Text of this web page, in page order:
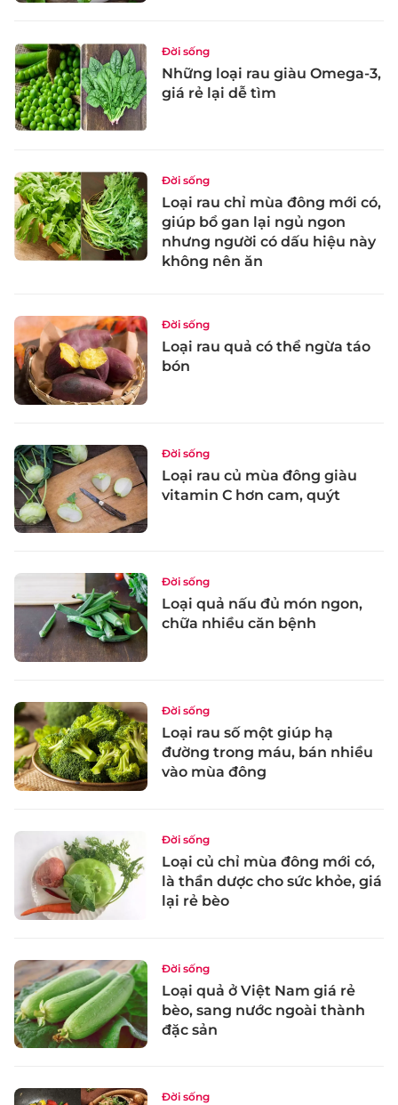
Đời sống
Những loại rau giàu Omega-3,
giá rẻ lại dễ tìm
Đời sống
Loại rau chỉ mùa đông mới có,
giúp bổ gan lại ngủ ngon
nhưng người có dấu hiệu này
không nên ăn
Đời sống
Loại rau quả có thể ngừa táo
bón
Đời sống
Loại rau củ mùa đông giàu
vitamin C hơn cam, quýt
Đời sống
Loại quả nấu đủ món ngon,
chữa nhiều căn bệnh
Đời sống
Loại rau số một giúp hạ
đường trong máu, bán nhiều
vào mùa đông
Đời sống
Loại củ chỉ mùa đông mới có,
là thần dược cho sức khỏe, giá
lại rẻ bèo
Đời sống
Loại quả ở Việt Nam giá rẻ
bèo, sang nước ngoài thành
đặc sản
Đời sống